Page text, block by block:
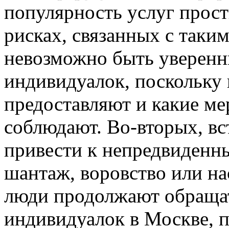
популярность услуг
рисках, связанных с
невозможно быть
индивидуалок, поскольку
предоставляют и какие
соблюдают. Во-вторых,
привести к
шантаж, воровство или
люди продолжают
индивидуалок в Москве,